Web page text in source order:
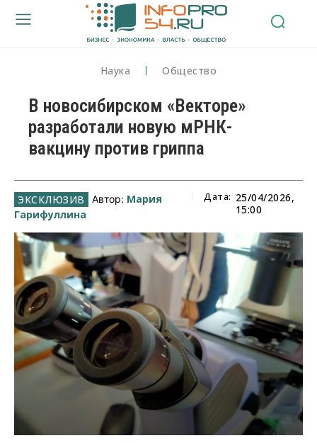
Наука Общество
В новосибирском «Векторе»
разработали новую мРНК-
вакцину против гриппа
Автор: Мария
Гарифуллина
Дата: 25/04/2026,
15:00